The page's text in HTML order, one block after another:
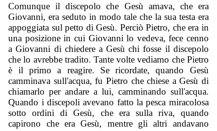
Comunque il discepolo che Gesù amava, che era
Giovanni, era seduto in modo tale che la sua testa era
appoggiata sul petto di Gesù. Perciò Pietro, che era in
una posizione in cui Giovanni lo vedeva, fece cenno
a Giovanni di chiedere a Gesù chi fosse il discepolo
che lo avrebbe tradito. Tante volte vediamo che Pietro
è il primo a reagire. Se ricordate, quando Gesù
camminava sull'acqua, fu Pietro che chiese a Gesù di
chiamarlo per andare a lui, camminando sull'acqua.
Quando i discepoli avevano fatto la pesca miracolosa
sotto ordini di Gesù, che era sulla riva, quando
capirono che era Gesù, mentre gli altri andavano